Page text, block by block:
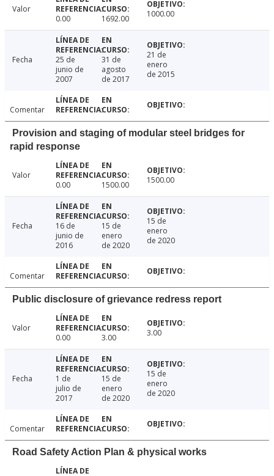
Valor
0.00
1692.00 1000.00
Fecha
25 de
junio de
2007
31 de
agosto
de 2017
21 de
enero
de 2015
Comentar
Provision and staging of modular steel bridges for
rapid response
Valor
0.00
1500.00 1500.00
Fecha
16 de
junio de
2016
15 de
enero
de 2020
15 de
enero
de 2020
Comentar
Public disclosure of grievance redress report
Valor
0.00
3.00 3.00
Fecha
1 de
julio de
2017
15 de
enero
de 2020
15 de
enero
de 2020
Comentar
Road Safety Action Plan & physical works